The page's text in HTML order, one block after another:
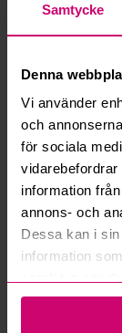
Samtycke
Denna
Vi använder
och
för sociala
vidarebefordrar
information
annons- och
Dessa kan i
information
Vad innebär
Vad är ett
Hur fungerar
Hur fungerar
Kan jag ångra
Kan ni frakta